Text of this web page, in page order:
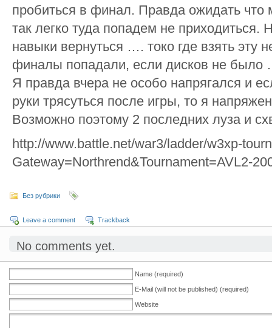
пробиться в финал. Правда ожидать
так легко туда попадем не приходиться.
навыки вернуться …. токо где взять эту
финалы попадали, если дисков не было
Я правда вчера не особо напрягался и
руки трясуться после игры, то я
Возможно поэтому 2 последних луза и
http://www.battle.net/war3/ladder/w3xp-
Gateway=Northrend&Tournament=AVL2-
Без рубрики
Leave a comment Trackback
No comments yet.
Name (required)
E-Mail (will not be published) (required)
Website